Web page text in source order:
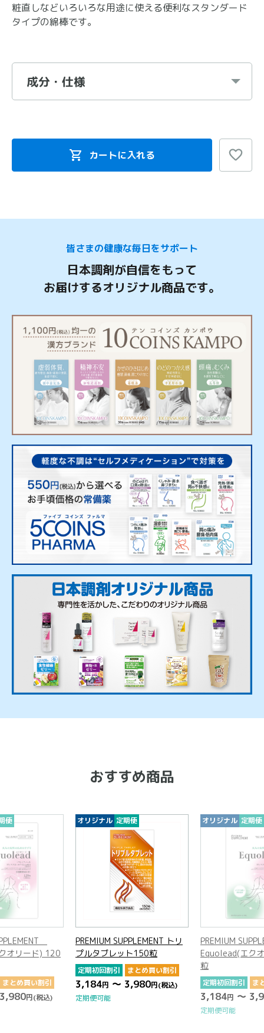
粧直しなどいろいろな用途に使える便利なスタンダード
タイプの綿棒です。
成分・仕様
カートに入れる
皆さまの健康な毎日をサポート
日本調剤が自信をもって
お届けするオリジナル商品です。
おすすめ商品
便
オリード) 120
まとめ買い割引
円(税込)
オリジナル 定期便
PREMIUM SUPPLEMENT トリ
プルタブレット150粒
定期初回割引 まとめ買い割引
3,184円 ～ 3,980円(税込)
定期便可能
オリジナル 定期便
PREMIUM
Equolead(エク
粒
定期初回割引 ま
3,184円 ～
定期便可能